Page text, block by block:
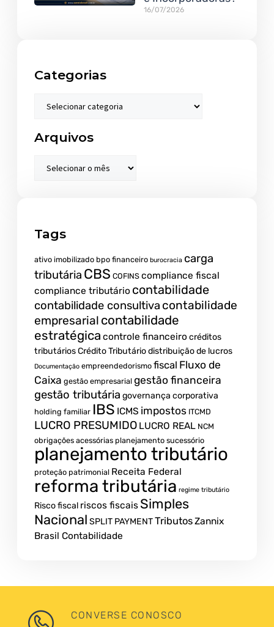
16/07/2026
Categorias
Arquivos
Tags
ativo imobilizado bpo financeiro burocracia carga
tributária CBS COFINS compliance fiscal
compliance tributário contabilidade
contabilidade consultiva contabilidade
empresarial contabilidade
estratégica controle financeiro créditos
tributáriosCrédito Tributáriodistribuição de lucros
Documentação empreendedorismo fiscal Fluxo de
Caixa gestão empresarial gestão financeira
gestão tributária governança corporativa
holding familiar IBS ICMS impostos ITCMD
LUCRO PRESUMIDO LUCRO REAL NCM
obrigações acessórias planejamento sucessório
planejamento tributário
proteção patrimonial Receita Federal
reforma tributária regime tributário
Risco fiscal riscos fiscais Simples
Nacional SPLIT PAYMENTTributosZannix
Brasil Contabilidade
CONVERSE CONOSCO